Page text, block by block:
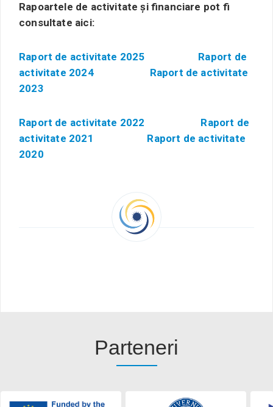
Rapoartele de activitate și financiare pot fi
consultate aici:
Raport de activitate 2025
Raport de
activitate 2024 Raport de activitate
2023
Raport de activitate 2022 Raport de
activitate 2021 Raport de activitate
2020
Parteneri